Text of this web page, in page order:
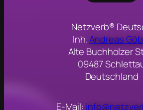
Netzverb®
Inh.Andreas
Alte Buchholzer
09487
Deutschland
E-Mail: